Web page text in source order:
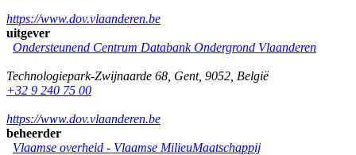
https://www.dov.vlaanderen.be
uitgever
Ondersteunend Centrum Databank Ondergrond Vlaanderen
Technologiepark-Zwijnaarde 68 Gent, 9052 België
+32 9 240 75 00
https://www.dov.vlaanderen.be
beheerder
Vlaamse overheid - Vlaamse MilieuMaatschappij